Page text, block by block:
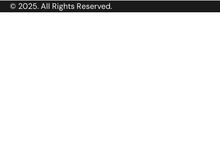
© 2025. All Rights Reserved.